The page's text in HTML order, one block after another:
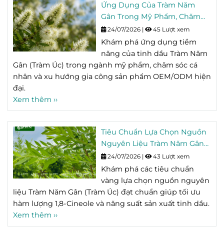
Ứng Dụng Của Tràm Năm
Gân Trong Mỹ Phẩm, Chăm
Sóc Cá Nhân Và OEM/ODM
24/07/2026 | 45 Lượt xem
Khám phá ứng dụng tiềm
năng của tinh dầu Tràm Năm
Gân (Tràm Úc) trong ngành mỹ phẩm, chăm sóc cá
nhân và xu hướng gia công sản phẩm OEM/ODM hiện
đại.
Xem thêm ››
Tiêu Chuẩn Lựa Chọn Nguồn
Nguyên Liệu Tràm Năm Gân
Chất Lượng Cho Sản Xuất
Tinh Dầu
24/07/2026 | 43 Lượt xem
Khám phá các tiêu chuẩn
vàng lựa chọn nguồn nguyên
liệu Tràm Năm Gân (Tràm Úc) đạt chuẩn giúp tối ưu
hàm lượng 1,8-Cineole và năng suất sản xuất tinh dầu.
Xem thêm ››